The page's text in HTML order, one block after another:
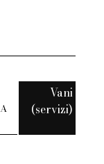
Vani
(servizi)